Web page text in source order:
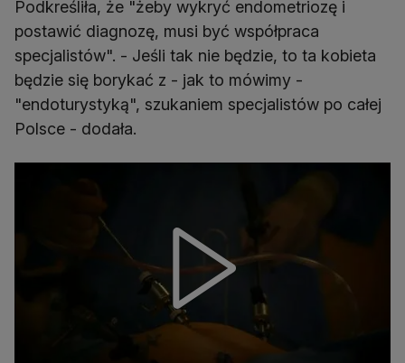
Podkreśliła, że "żeby wykryć endometriozę i
postawić diagnozę, musi być współpraca
specjalistów". - Jeśli tak nie będzie, to ta kobieta
będzie się borykać z - jak to mówimy -
"endoturystyką", szukaniem specjalistów po całej
Polsce - dodała.